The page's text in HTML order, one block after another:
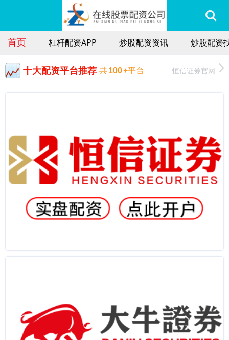
首页 杠杆配资APP 炒股配资资讯 炒股配资
十大配资平台推荐 共100+平台 恒信证券官网